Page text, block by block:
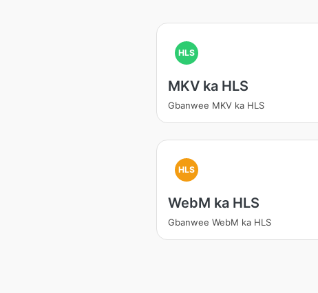
HLS
MKV ka HLS
Gbanwee MKV ka HLS
HLS
WebM ka HLS
Gbanwee WebM ka HLS